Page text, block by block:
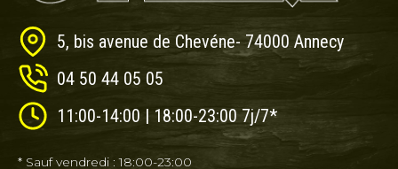
5, bis avenue de Chevéne- 74000 Annecy
04 50 44 05 05
11:00-14:00 | 18:00-23:00 7j/7*
* Sauf vendredi : 18:00-23:00